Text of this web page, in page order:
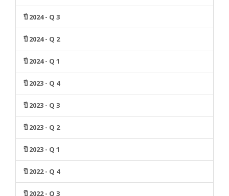
ปี 2024 - Q 3
ปี 2024 - Q 2
ปี 2024 - Q 1
ปี 2023 - Q 4
ปี 2023 - Q 3
ปี 2023 - Q 2
ปี 2023 - Q 1
ปี 2022 - Q 4
ปี 2022 - Q 3